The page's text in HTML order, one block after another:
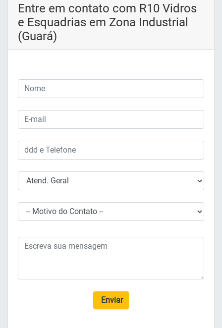
Entre em contato com R10 Vidros
e Esquadrias em Zona Industrial
(Guará)
Enviar